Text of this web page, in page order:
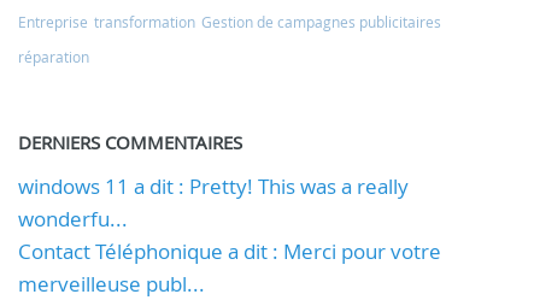
Entreprise transformation Gestion de campagnes publicitaires
réparation
DERNIERS COMMENTAIRES
windows 11 a dit : Pretty! This was a really
wonderfu...
Contact Téléphonique a dit : Merci pour votre
merveilleuse publ...